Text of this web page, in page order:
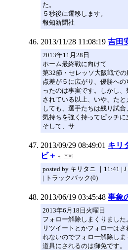
た。
５秒後に遷移します。
報知新聞社
2013/11/28 11:08:19 吉田
2013年11月28日
ホーム最終戦に向けて
第32節・セレッソ大阪戦で
点差が５に広がり、優勝へ
ったのは事実です。しかし
されている以上、いや、た
しても、選手たちは残り試
気持ちを強く持ってピッチに
そして、サ
2013/09/29 08:49:01 キリ
ビ＋
posted by キリタニ ｜11:41 |
| トラックバック(0)
2013/06/19 03:45:48 事象
2013年6月18日火曜日
フォロー解除しまくりました
リツイートとかフォローは
れないのでフォロー解除しま
道具にされるのは御免です。